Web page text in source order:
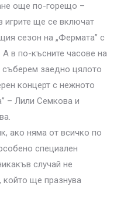
още по-горещо –
игрите ще се включат
сезон на „Фермата” с
в по-късните часове на
съберем заедно цялото
концерт с нежното
– Лили Семкова и
ако няма от всичко по
специален
случай не
ще празнува